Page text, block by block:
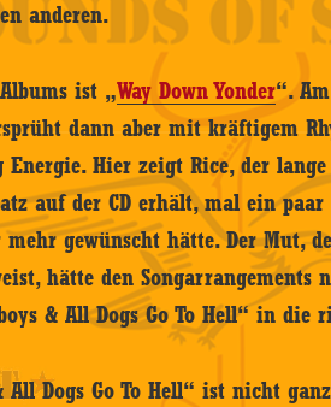
anderen.
ist „Way Down Yonder“.
dann aber mit kräftigem
Energie. Hier zeigt Rice, der
auf der CD erhält, mal ein
gewünscht hätte. Der Mut,
hätte den Songarrangements
& All Dogs Go To Hell“ in die
All Dogs Go To Hell“ ist nicht